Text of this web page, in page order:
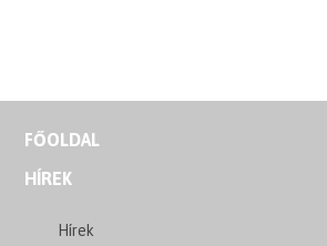
FŐOLDAL
HÍREK
Hírek